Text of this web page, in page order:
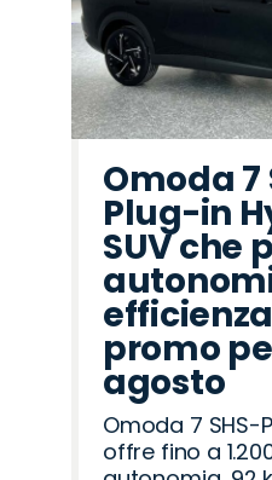
Omoda 7
Plug-in
SUV che
promo
agosto
Omoda 7 SHS-
offre fino a